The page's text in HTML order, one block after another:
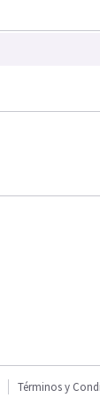
Términos y